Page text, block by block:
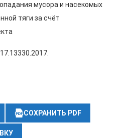
мусора и насекомых
тяги за счёт
СОХРАНИТЬ PDF